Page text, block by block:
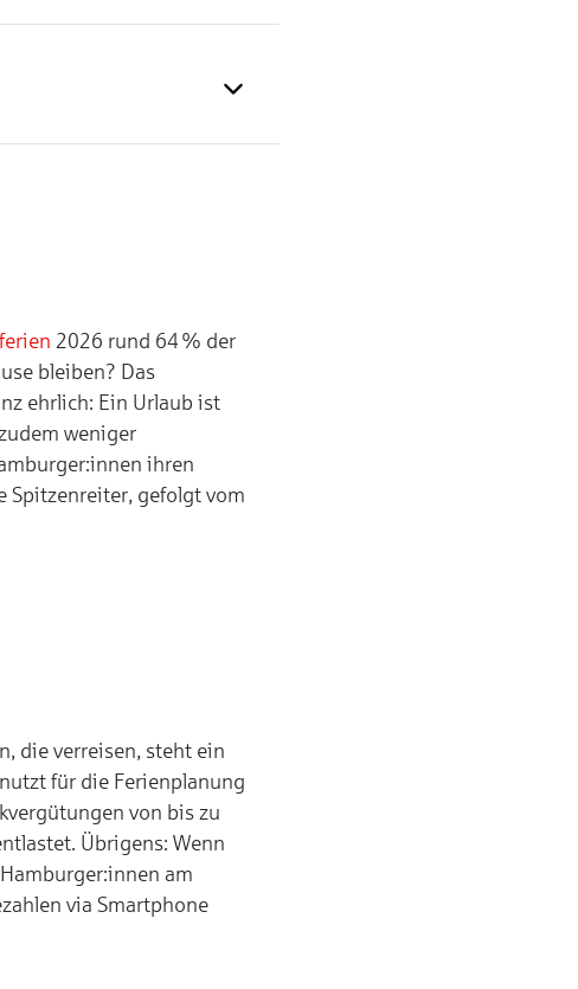
2026 rund 64 % der
bleiben? Das
ehrlich: Ein Urlaub ist
weniger
ihren
Spitzenreiter, gefolgt vom
die verreisen, steht ein
für die Ferienplanung
von bis zu
Übrigens: Wenn
am
via Smartphone